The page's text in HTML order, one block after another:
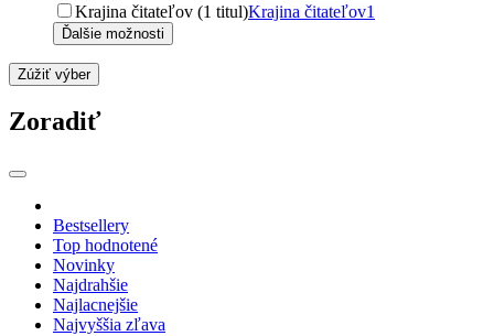
Krajina čitateľov (1 titul)Krajina čitateľov1
Ďalšie možnosti
Zúžiť výber
Zoradiť
Bestsellery
Top hodnotené
Novinky
Najdrahšie
Najlacnejšie
Najvyššia zľava